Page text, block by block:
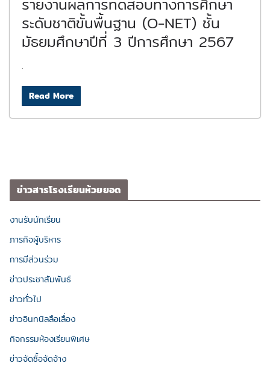
ระดับชาติขั้นพื้นฐาน (O-NET) ชั้น
มัธยมศึกษาปีที่ 3 ปีการศึกษา 2567
.
Read More
ข่าวสารโรงเรียนห้วยยอด
งานรับนักเรียน
ภารกิจผู้บริหาร
การมีส่วนร่วม
ข่าวประชาสัมพันธ์
ข่าวทั่วไป
ข่าวอินทนิลลือเลื่อง
กิจกรรมห้องเรียนพิเศษ
ข่าวจัดซื้อจัดจ้าง